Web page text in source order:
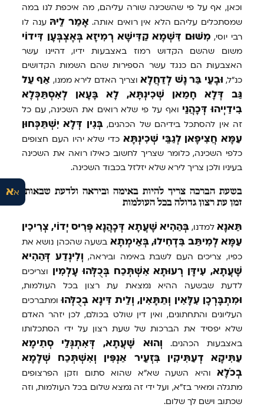
וכאן, אף על פי שהשכינה שורה עליהם, מה איכפת לנו במה
שמסתכלים עליהם הלא אין רואים אותה. אָמַר לֵיהּ ענה לו
רבי יוסי, מִשּׁוּם דִּשְׁמָא קַדִּישָׁא רְמִיזָא בְּאֶצְבְּעָן דִּידוֹי
משום שהשם הקדוש רמוז באצבעות ידיו, דהיינו עשר
האצבעות הם כנגד עשר הספירות שהם השמות הקדושים
כנ"ל, וּבָעֵי בַּרנָשׁ לְדַחֲלָאוצריך האדם לירא ממנו, אַף עַל
גַּב
דְּלָא חָמַאן שְׁכִינְתָּא, לָא בָּעָאן
לְאִסְתַּכְּלָא
בִידַיְיהוּ דְּכָהֲנֵי ואף על פי שלא רואים את השכינה, עם כל
זה אין להסתכל בידיהם של הכהנים,בְּגִין דְּלָא יִשְׁתַּכְּחוּן
עַמָּא חֲצִיפָאן לְגַבֵּי שְׁכִינְתָּא כדי שלא יהיו העם חצופים
כלפי השכינה, כלומר שצריך לחשוב כאילו רואה את השכינה
בעיניו ולכן צריך לירא שלא יזלזל בכבוד השכינה.
בשעת הברכה צריך להיות באימה וביראה ולדעת שבאותו
זמן עת רצון גדולה בכל העולמות
תַּאנָאלמדנו,בְּהַהִיא שָׁעֲתָא דְּכָהֲנָאפְּרִיס יְדוֹי, צְרִיכִין
עַמָּאלְמִיתַּב בִּדְחִילוּ,בְּאֵימְתָא בשעה שהכהן נושא את
כפיו, צריכים העם לשבת באימה וביראה, וְלִינְדַע דְּהַהִיא
שָׁעֲתָא, עִידָּן רְעוּתָא אִשְׁתְּכַח בְּכֻלְּהוּ עָלְמִין וצריכים
לדעת שבשעה ההיא נמצאת עת רצון בכל העולמות,
וּמִתְבָּרְכָן עִלָּאִין וְתַתָּאִין, וְלֵית דִּינָא בְכֻלְּהוּומתברכים
העליונים והתחתונים, ואין דין שולט בכולם, לכן יזהר האדם
שלא יפסיד את הברכות של שעת רצון על ידי הסתכלותו
באצבעות הכהנים. וְהוּא שָׁעֲתָא, דְּאִתְגְּלֵי
סְתִימָא
עַתִּיקָא דְעַתִּיקִין בִּזְעֵיר אַנְפִּין וְאִשְׁתְּכַח
שְׁלָמָא
בְכֹלָא והיא השעה שא"א שהוא סתום וזקן הפרצופים
מתגלה ומאיר בז"א, ועל ידי זה נמצא שלום בכל העולמות, וזה
שכתוב וישם לך שלום.